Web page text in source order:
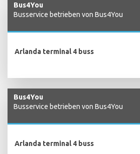
Bus4You
Busservice betrieben von Bus4You
Arlanda terminal 4 buss
Bus4You
Busservice betrieben von Bus4You
Arlanda terminal 4 buss